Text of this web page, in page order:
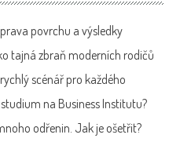
povrchu a výsledky
tajná zbraň moderních rodičů
scénář pro každého
na Business Institutu?
odřenin. Jak je ošetřit?